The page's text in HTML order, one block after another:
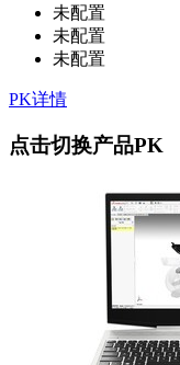
未配置
未配置
未配置
PK详情
点击切换产品PK